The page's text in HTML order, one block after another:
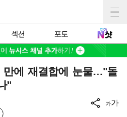
섹션 포토
만에 재결합에 눈물…"돌
"
가가